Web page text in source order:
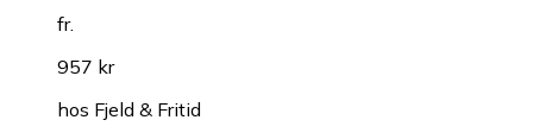
fr.
957 kr
hos Fjeld & Fritid